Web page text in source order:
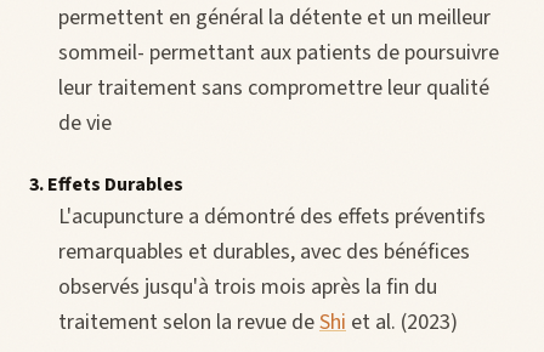
permettent en général la détente et un meilleur
sommeil- permettant aux patients de poursuivre
leur traitement sans compromettre leur qualité
de vie
3. Effets Durables
L'acupuncture a démontré des effets préventifs
remarquables et durables, avec des bénéfices
observés jusqu'à trois mois après la fin du
traitement selon la revue deShi et al. (2023)